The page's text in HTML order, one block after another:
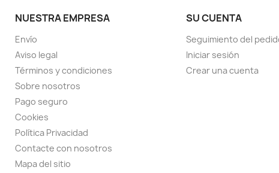
NUESTRA EMPRESA
Envío
Aviso legal
Términos y condiciones
Sobre nosotros
Pago seguro
Cookies
Política Privacidad
Contacte con nosotros
Mapa del sitio
SU CUENTA
Seguimiento del
Iniciar sesión
Crear una cuenta